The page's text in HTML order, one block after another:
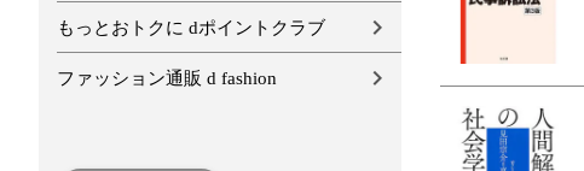
もっとおトクに dポイントクラブ
ファッション通販 d fashion